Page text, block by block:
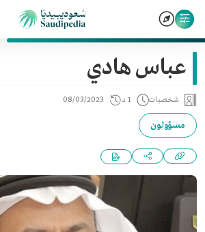
عباس هادي
شخصيات 1 د 08/03/2023
مسؤولون